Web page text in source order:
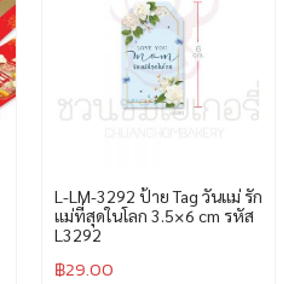
L-LM-3292 ป้าย Tag วันแม่ รัก
แม่ที่สุดในโลก 3.5×6 cm รหัส
L3292
฿29.00